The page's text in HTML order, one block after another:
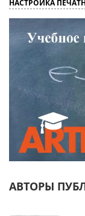
НАСТРОЙКА
АВТОРЫ